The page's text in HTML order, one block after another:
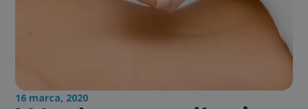
16 marca, 2020